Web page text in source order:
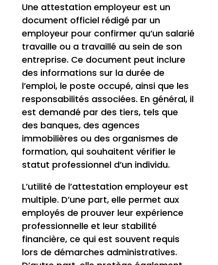
Une attestation employeur est un
document officiel rédigé par un
employeur pour confirmer qu’un salarié
travaille ou a travaillé au sein de son
entreprise. Ce document peut inclure
des informations sur la durée de
l’emploi, le poste occupé, ainsi que les
responsabilités associées. En général, il
est demandé par des tiers, tels que
des banques, des agences
immobilières ou des organismes de
formation, qui souhaitent vérifier le
statut professionnel d’un individu.
L’utilité de l’attestation employeur est
multiple. D’une part, elle permet aux
employés de prouver leur expérience
professionnelle et leur stabilité
financière, ce qui est souvent requis
lors de démarches administratives.